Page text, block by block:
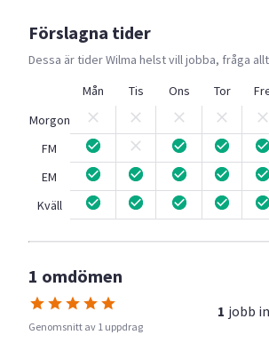
Förslagna tider
Dessa är tiderWilma helst vill jobba, fråga
Mån
Tis Ons Tor
Morgon
FM
EM
Kväll
1 omdömen
Genomsnitt av 1 uppdrag
1 jobb